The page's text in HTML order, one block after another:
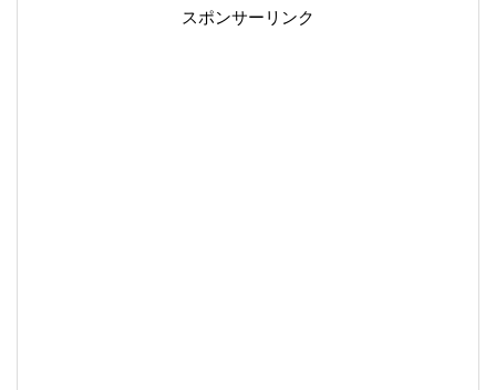
スポンサーリンク